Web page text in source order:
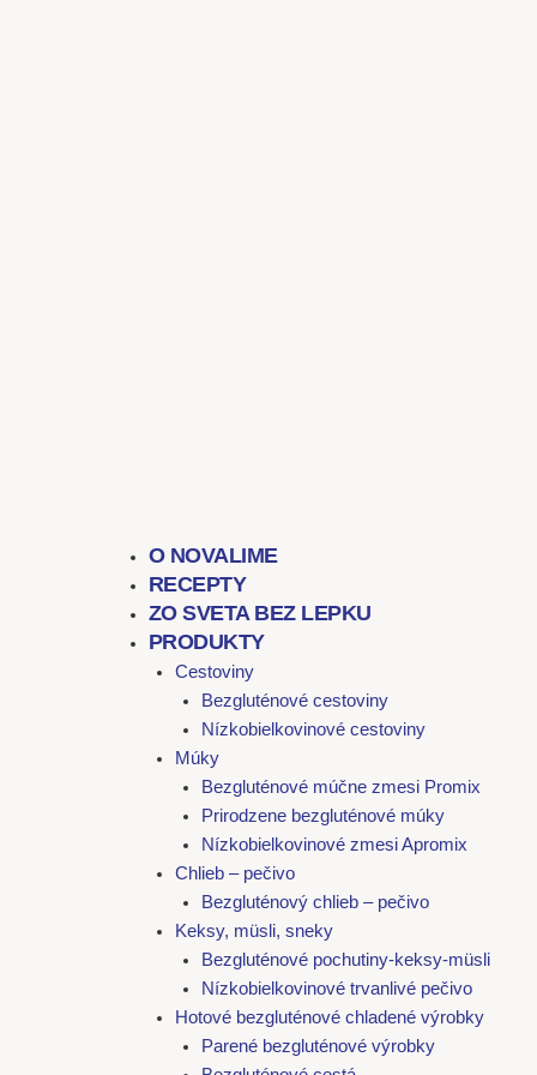
O NOVALIME
RECEPTY
ZO SVETA BEZ LEPKU
PRODUKTY
Cestoviny
Bezgluténové cestoviny
Nízkobielkovinové cestoviny
Múky
Bezgluténové múčne zmesi Promix
Prirodzene bezgluténové múky
Nízkobielkovinové zmesi Apromix
Chlieb – pečivo
Bezgluténový chlieb – pečivo
Keksy, müsli, sneky
Bezgluténové pochutiny-keksy-müsli
Nízkobielkovinové trvanlivé pečivo
Hotové bezgluténové chladené výrobky
Parené bezgluténové výrobky